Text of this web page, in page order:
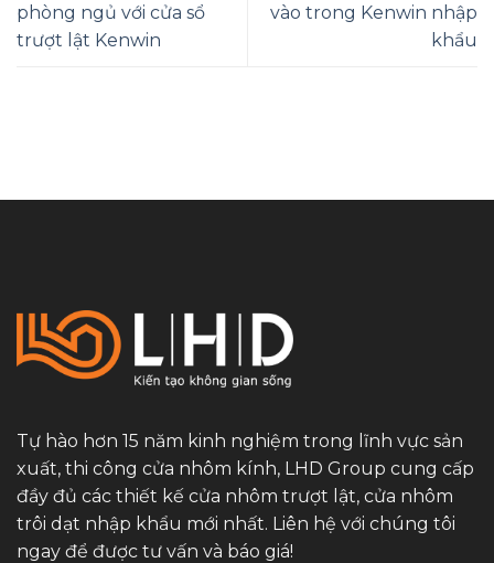
phòng ngủ với cửa sổ
trượt lật Kenwin
vào trong Kenwin nhập
khẩu
Tự hào hơn 15 năm kinh nghiệm trong lĩnh vực sản
xuất, thi công cửa nhôm kính, LHD Group cung cấp
đầy đủ các thiết kế cửa nhôm trượt lật, cửa nhôm
trôi dạt nhập khẩu mới nhất. Liên hệ với chúng tôi
ngay để được tư vấn và báo giá!